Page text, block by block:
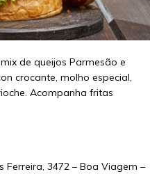
de queijos Parmesão e
crocante, molho especial,
Acompanha fritas
Ferreira, 3472 – Boa Viagem –